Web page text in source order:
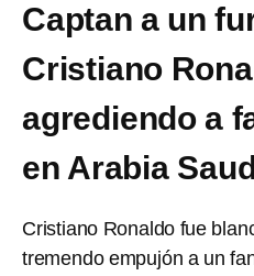
Captan a un
Cristiano
agrediendo a
en Arabia
Cristiano Ronaldo fue
tremendo empujón a un